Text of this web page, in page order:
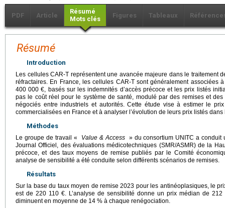
PDF Article
Résumé
Mots clés
Figures Tableaux
Résumé
Introduction
Les cellules CAR-T représentent une avancée majeure dans le traitement
réfractaires. En France, les cellules CAR-T sont généralement
400 000 €, basés sur les indemnités d’accès précoce et les prix listés
pas le coût réel pour le système de santé, modulé par des remises et
négociés entre industriels et autorités. Cette étude vise à estimer le
commercialisées en France et à analyser l’évolution de leurs prix listés dans
Méthodes
Le groupe de travail « Value & Access» du consortium UNITC a conduit
Journal Officiel, des évaluations médicotechniques (SMR/ASMR) de la
précoce, et des taux moyens de remise publiés par le Comité
analyse de sensibilité a été conduite selon différents scénarios de remises.
Résultats
Sur la base du taux moyen de remise 2023 pour les antinéoplasiques, le
est de 220 110 €. L’analyse de sensibilité donne un prix médian de
diminuent en moyenne de 14 % à chaque renégociation.